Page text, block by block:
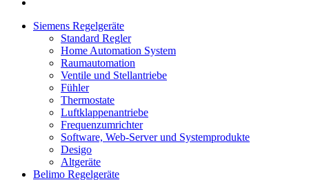
Siemens Regelgeräte
Standard Regler
Home Automation System
Raumautomation
Ventile und Stellantriebe
Fühler
Thermostate
Luftklappenantriebe
Frequenzumrichter
Software, Web-Server und Systemprodukte
Desigo
Altgeräte
Belimo Regelgeräte